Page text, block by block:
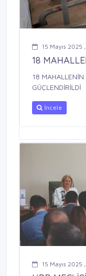
15 Mayıs
18
18 MAHALLENİN
GÜÇLENDİRİLDİ
İncele
15 Mayıs 2025